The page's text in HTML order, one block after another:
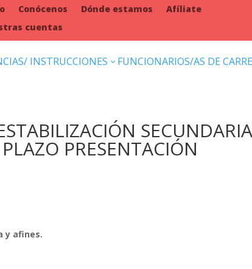
Conócenos Dónde estamos
Afíliate
cuentas
INSTRUCCIONES 3 FUNCIONARIOS/AS DE
PRESENTACIÓN
y afines.